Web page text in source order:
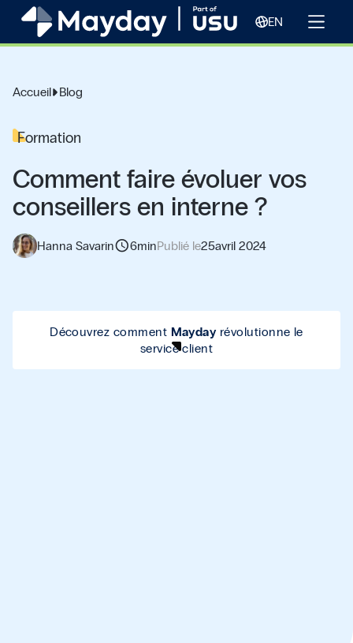
EN
Accueil Blog
Formation
Comment faire évoluer vos
conseillers en interne ?
Hanna Savarinschedule6minPublié le25avril 2024
Découvrez comment Maydayrévolutionne le
service client